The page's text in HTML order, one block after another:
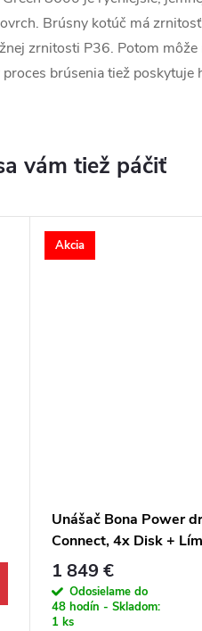
Brúsny kotúč má
zrnitosti P36. Potom
brúsenia tiež
Akcia
Unášač Bona Power
Connect, 4x Disk +
věž, na brúsku na
FlexiSand 1.9
1 849 €
Odosielame do
48 hodín - Skladom:
1 ks